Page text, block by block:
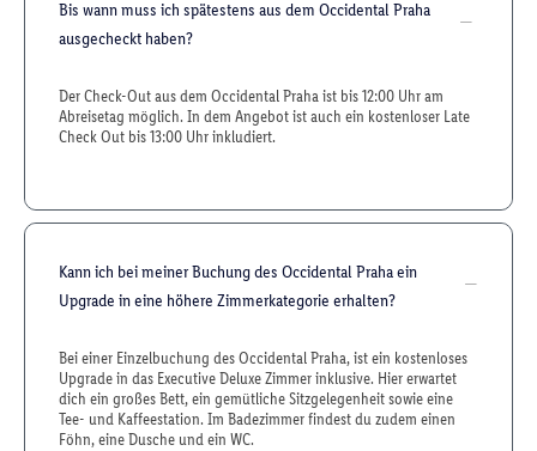
Bis wann muss ich spätestens aus dem Occidental Praha
ausgecheckt haben?
Der Check-Out aus dem Occidental Praha ist bis 12:00 Uhr am
Abreisetag möglich. In dem Angebot ist auch ein kostenloser Late
Check Out bis 13:00 Uhr inkludiert.
Kann ich bei meiner Buchung des Occidental Praha ein
Upgrade in eine höhere Zimmerkategorie erhalten?
Bei einer Einzelbuchung des Occidental Praha, ist ein kostenloses
Upgrade in das Executive Deluxe Zimmer inklusive. Hier erwartet
dich ein großes Bett, ein gemütliche Sitzgelegenheit sowie eine
Tee- und Kaffeestation. Im Badezimmer findest du zudem einen
Föhn, eine Dusche und ein WC.